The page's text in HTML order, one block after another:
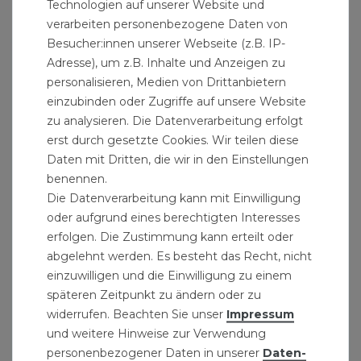
Technologien auf unserer Website und
verarbeiten personenbezogene Daten von
Besucher:innen unserer Webseite (z.B. IP-
Adresse), um z.B. Inhalte und Anzeigen zu
personalisieren, Medien von Drittanbietern
einzubinden oder Zugriffe auf unsere Website
zu analysieren. Die Datenverarbeitung erfolgt
erst durch gesetzte Cookies. Wir teilen diese
Daten mit Dritten, die wir in den Einstellungen
benennen.
Die Datenverarbeitung kann mit Einwilligung
oder aufgrund eines berechtigten Interesses
erfolgen. Die Zustimmung kann erteilt oder
abgelehnt werden. Es besteht das Recht, nicht
einzuwilligen und die Einwilligung zu einem
späteren Zeitpunkt zu ändern oder zu
widerrufen. Beachten Sie unser Impressum
und weitere Hinweise zur Verwendung
personenbezogener Daten in unserer Daten­